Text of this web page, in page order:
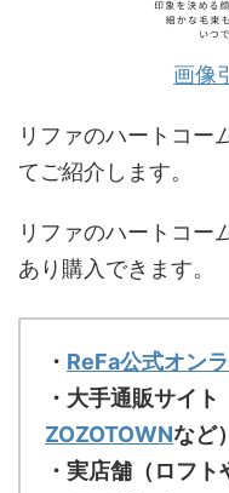
画像
リファのハートコー
てご紹介します。
リファのハートコー
あり購入できます。
・ ReFa公式オン
・大手通販サイト
ZOZOTOWNなど）
・実店舗（ロフト